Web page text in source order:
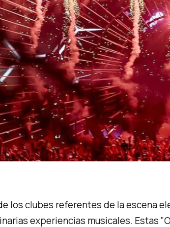
los clubes referentes de la escena
experiencias musicales. Estas